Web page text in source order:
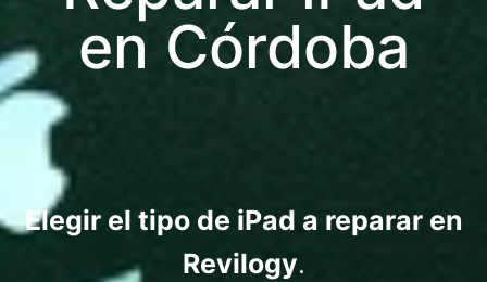
en Córdoba
Elegir el tipo de iPad a reparar en
Revilogy.